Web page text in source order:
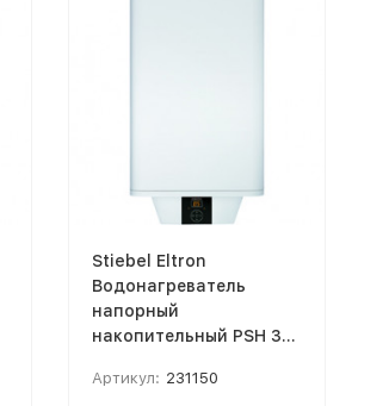
Stiebel Eltron
Водонагреватель
напорный
накопительный PSH 30
Артикул: 231150